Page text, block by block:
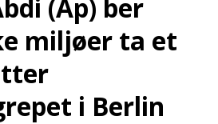
(Ap) ber
miljøer ta et
i Berlin